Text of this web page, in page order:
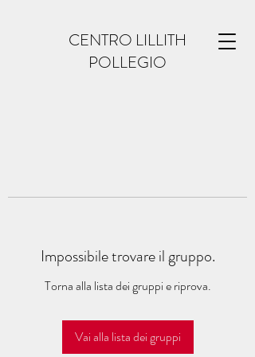
CENTRO LILLITH
POLLEGIO
Impossibile trovare il gruppo.
Torna alla lista dei gruppi e riprova.
Vai alla lista dei gruppi